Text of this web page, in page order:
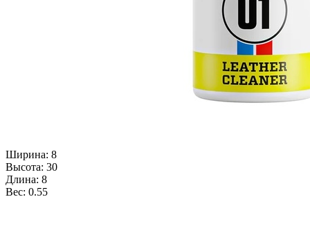
Ширина: 8
Высота: 30
Длина: 8
Вес: 0.55